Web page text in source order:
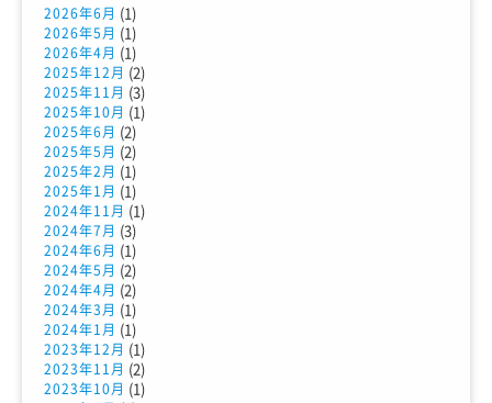
2026年6月 (1)
2026年5月 (1)
2026年4月 (1)
2025年12月 (2)
2025年11月 (3)
2025年10月 (1)
2025年6月 (2)
2025年5月 (2)
2025年2月 (1)
2025年1月 (1)
2024年11月 (1)
2024年7月 (3)
2024年6月 (1)
2024年5月 (2)
2024年4月 (2)
2024年3月 (1)
2024年1月 (1)
2023年12月 (1)
2023年11月 (2)
2023年10月 (1)